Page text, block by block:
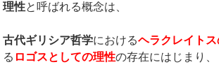
理性と呼ばれる概念は、
古代ギリシア哲学におけるヘラクレイト
る ロゴスとしての理性の存在にはじまり、